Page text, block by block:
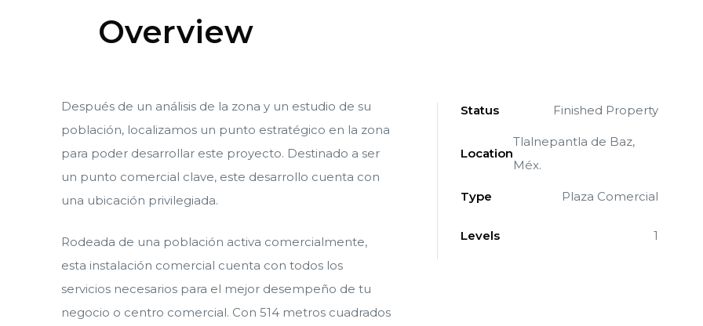
Overview
Después de un análisis de la zona y un estudio de su
población, localizamos un punto estratégico en la zona
para poder desarrollar este proyecto. Destinado a ser
un punto comercial clave, este desarrollo cuenta con
una ubicación privilegiada.
Rodeada de una población activa comercialmente,
esta instalación comercial cuenta con todos los
servicios necesarios para el mejor desempeño de tu
negocio o centro comercial. Con 514 metros cuadrados
Status Finished Property
Location
Tlalnepantla de Baz,
Méx.
Type Plaza Comercial
Levels 1